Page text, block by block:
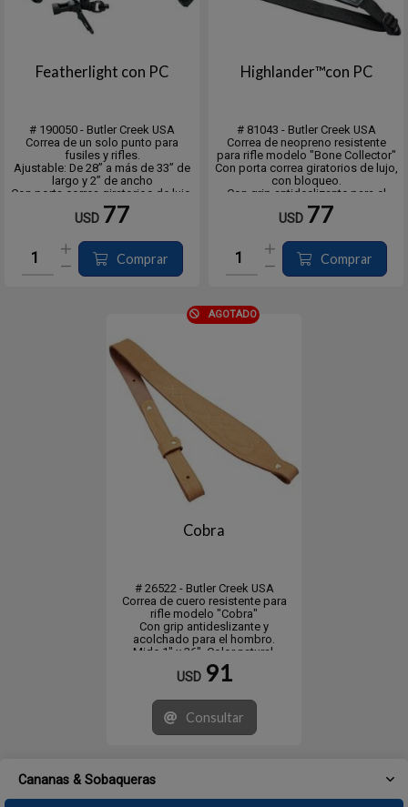
Cananas & Sobaqueras
Featherlight con PC
# 190050 - Butler Creek USA
Correa de un solo punto para
fusiles y rifles.
Ajustable: De 28” a más de 33” de
largo y 2” de ancho
Con porta correa giratorios de lujo,
con bloqueo.
celda cerrada. Transpirable: corte
ranuras para reducir el calor
atrapado y agarr...
USD 77
Comprar
Highlander™con PC
# 81043 - Butler Creek USA
Correa de neopreno resistente
para rifle modelo "Bone Collector"
Con porta correa giratorios de lujo,
con bloqueo.
Con grip antideslizante para el
hombro. Color negro
USD 77
Comprar
AGOTADO
Cobra
# 26522 - Butler Creek USA
Correa de cuero resistente para
rifle modelo "Cobra"
Con grip antideslizante y
acolchado para el hombro.
Mide 1" x 36". Color natural.
USD 91
Consultar